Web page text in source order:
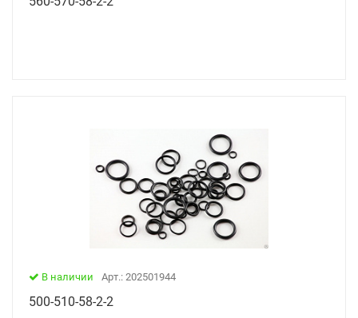
В наличии Арт.: 202501944
500-510-58-2-2